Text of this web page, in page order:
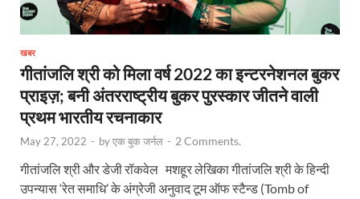
खबर
गीतांजलि श्री को मिला वर्ष 2022 का इन्टरनेशनल बुकर
प्राइज़; बनी अंतरराष्ट्रीय बुकर पुरस्कार जीतने वाली
प्रथम भारतीय रचनाकार
May 27, 2022 - byएक बुक जर्नल - 2 Comments.
गीतांजलि श्री और डेजी रॉकवेल मशहूर लेखिका गीतांजलि श्री के हिन्दी
उपन्यास ‘रेत समाधि’ के अंग्रेजी अनुवाद टूम ऑफ स्टैन्ड (Tomb of